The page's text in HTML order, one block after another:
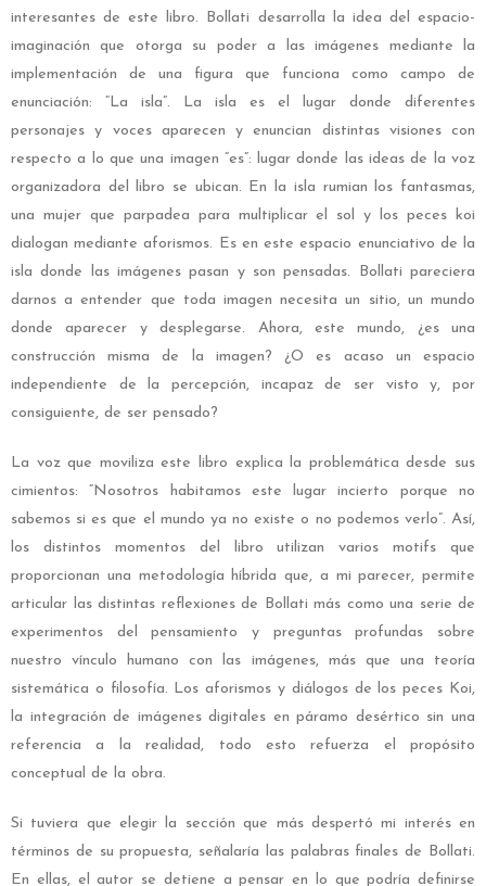
interesantes de este libro. Bollati desarrolla la idea del espacio-
imaginación que otorga su poder a las imágenes mediante la
implementación de una figura que funciona como campo de
enunciación: “La isla”. La isla es el lugar donde diferentes
personajes y voces aparecen y enuncian distintas visiones con
respecto a lo que una imagen “es”: lugar donde las ideas de la voz
organizadora del libro se ubican. En la isla rumian los fantasmas,
una mujer que parpadea para multiplicar el sol y los peces koi
dialogan mediante aforismos. Es en este espacio enunciativo de la
isla donde las imágenes pasan y son pensadas. Bollati pareciera
darnos a entender que toda imagen necesita un sitio, un mundo
donde aparecer y desplegarse. Ahora, este mundo, ¿es una
construcción misma de la imagen? ¿O es acaso un espacio
independiente de la percepción, incapaz de ser visto y, por
consiguiente, de ser pensado?
La voz que moviliza este libro explica la problemática desde sus
cimientos: “Nosotros habitamos este lugar incierto porque no
sabemos si es que el mundo ya no existe o no podemos verlo”. Así,
los distintos momentos del libro utilizan varios motifs que
proporcionan una metodología híbrida que, a mi parecer, permite
articular las distintas reflexiones de Bollati más como una serie de
experimentos del pensamiento y preguntas profundas sobre
nuestro vínculo humano con las imágenes, más que una teoría
sistemática o filosofía. Los aforismos y diálogos de los peces Koi,
la integración de imágenes digitales en páramo desértico sin una
referencia a la realidad, todo esto refuerza el propósito
conceptual de la obra.
Si tuviera que elegir la sección que más despertó mi interés en
términos de su propuesta, señalaría las palabras finales de Bollati.
En ellas, el autor se detiene a pensar en lo que podría definirse